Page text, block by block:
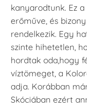
kanyarodtunk. Ez
erőműve, és
rendelkezik. Egy
szinte hihetetlen,
hordtak oda,hogy
víztömeget, a
adja. Korábban
Skóciában ezért